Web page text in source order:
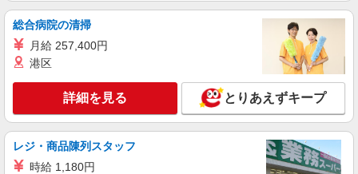
押上1-10-3
キープ 詳細を見る
ライフ菊川店（店舗コード882）
NEW
ベーカリー
時給1,235円以上
ライフ菊川店 東京都墨田区菊川1-18-5
総合病院の清掃
月給 257,400円
港区
詳細を見る とりあえずキープ
レジ・商品陳列スタッフ
時給 1,180円